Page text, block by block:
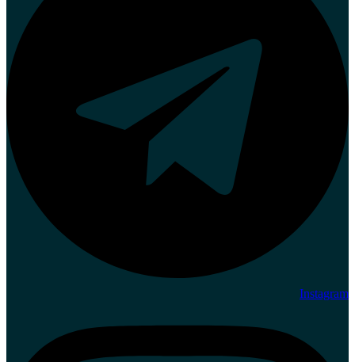
Instagram